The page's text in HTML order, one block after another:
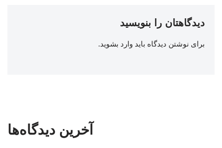
دیدگاهتان را بنویسید
برای نوشتن دیدگاه باید وارد بشوید.
آخرین دیدگاه‌ها